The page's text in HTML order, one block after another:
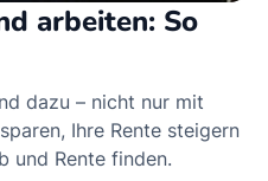
arbeiten: So
dazu – nicht nur mit
Ihre Rente steigern
und Rente finden.